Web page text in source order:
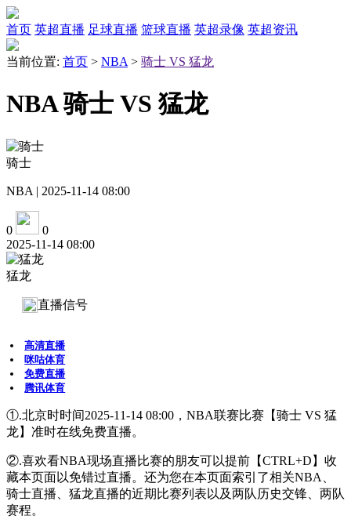
首页 英超直播 足球直播 篮球直播 英超录像 英超资讯
当前位置: 首页 > NBA > 骑士 VS 猛龙
NBA 骑士 VS 猛龙
骑士
NBA | 2025-11-14 08:00
0
0
2025-11-14 08:00
猛龙
直播信号
高清直播
咪咕体育
免费直播
腾讯体育
①.北京时时间2025-11-14 08:00，NBA联赛比赛【骑士 VS 猛
龙】准时在线免费直播。
②.喜欢看NBA现场直播比赛的朋友可以提前【CTRL+D】收
藏本页面以免错过直播。还为您在本页面索引了相关NBA、
骑士直播、猛龙直播的近期比赛列表以及两队历史交锋、两队
赛程。